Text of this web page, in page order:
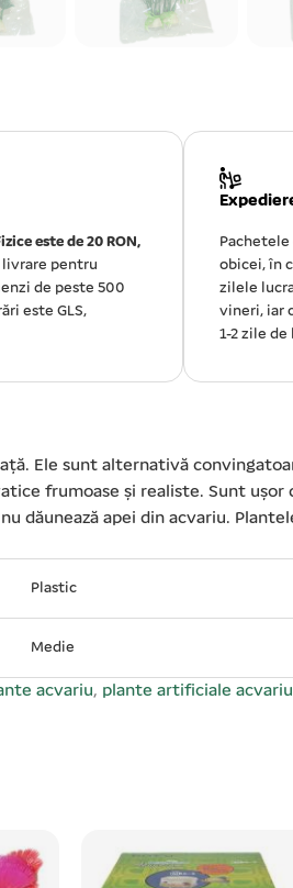
este de 20 RON,
livrare pentru
de peste 500
este GLS,
obicei, în
zilele
vineri, iar
1-2 zile
Ele sunt alternativă
frumoase și realiste. Sunt
dăunează apei din acvariu.
Plastic
Medie
acvariu, plante artificiale acvariu